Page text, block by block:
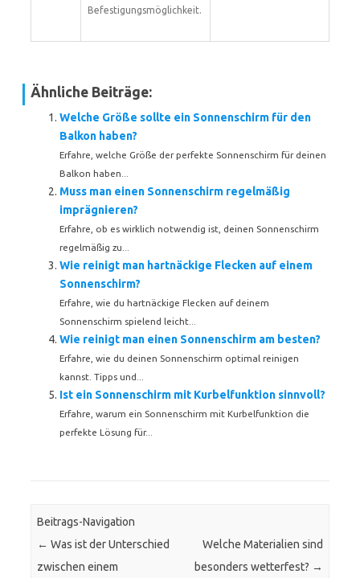
Befestigungsmöglichkeit.
Ähnliche Beiträge:
Welche Größe sollte ein Sonnenschirm für den
Balkon haben?
Erfahre, welche Größe der perfekte Sonnenschirm für deinen
Balkon haben...
Muss man einen Sonnenschirm regelmäßig
imprägnieren?
Erfahre, ob es wirklich notwendig ist, deinen Sonnenschirm
regelmäßig zu...
Wie reinigt man hartnäckige Flecken auf einem
Sonnenschirm?
Erfahre, wie du hartnäckige Flecken auf deinem
Sonnenschirm spielend leicht...
Wie reinigt man einen Sonnenschirm am besten?
Erfahre, wie du deinen Sonnenschirm optimal reinigen
kannst. Tipps und...
Ist ein Sonnenschirm mit Kurbelfunktion sinnvoll?
Erfahre, warum ein Sonnenschirm mit Kurbelfunktion die
perfekte Lösung für...
Beitrags-Navigation
← Was ist der Unterschied
zwischen einem
Welche Materialien sind
besonders wetterfest? →